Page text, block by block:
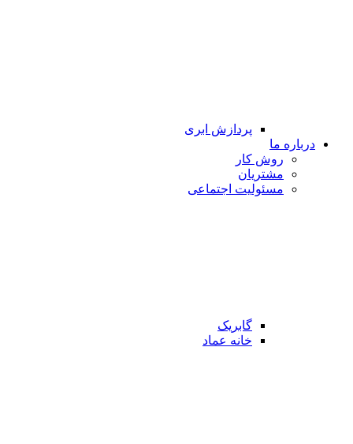
پردازش ابری
درباره ما
روش کار
مشتریان
مسئولیت اجتماعی
گابریک
خانه عماد